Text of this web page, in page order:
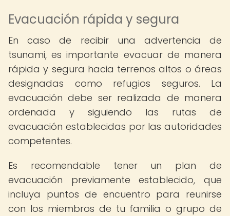
Evacuación rápida y segura
En caso de recibir una advertencia de
tsunami, es importante evacuar de manera
rápida y segura hacia terrenos altos o áreas
designadas como refugios seguros. La
evacuación debe ser realizada de manera
ordenada y siguiendo las rutas de
evacuación establecidas por las autoridades
competentes.
Es recomendable tener un plan de
evacuación previamente establecido, que
incluya puntos de encuentro para reunirse
con los miembros de tu familia o grupo de